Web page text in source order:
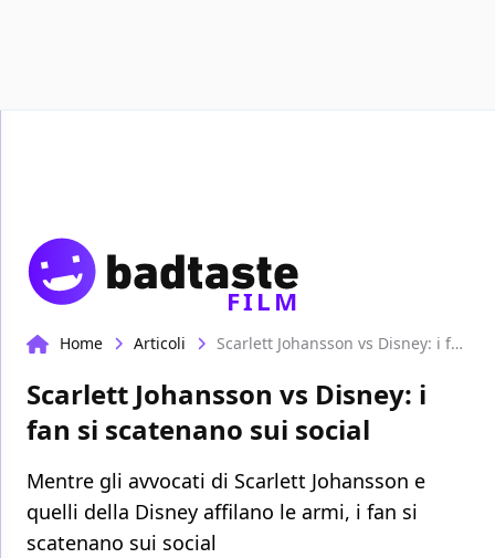
FILM
Home Articoli Scarlett Johansson vs Disney: i fan si scatenano sui social
Scarlett Johansson vs Disney: i
fan si scatenano sui social
Mentre gli avvocati di Scarlett Johansson e
quelli della Disney affilano le armi, i fan si
scatenano sui social